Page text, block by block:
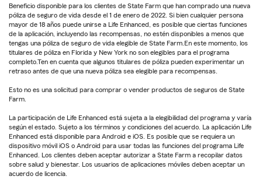
Beneficio disponible para los clientes de State Farm que han comprado una nueva
póliza de seguro de vida desde el 1 de enero de 2022. Si bien cualquier persona
mayor de 18 años puede unirse a Life Enhanced, es posible que ciertas funciones
de la aplicación, incluyendo las recompensas, no estén disponibles a menos que
tengas una póliza de seguro de vida elegible de State Farm.En este momento, los
titulares de póliza en Florida y New York no son elegibles para el programa
completo.Ten en cuenta que algunos titulares de póliza pueden experimentar un
retraso antes de que una nueva póliza sea elegible para recompensas.
Esto no es una solicitud para comprar o vender productos de seguros de State
Farm.
La participación de Life Enhanced está sujeta a la elegibilidad del programa y varía
según el estado. Sujeto a los términos y condiciones del acuerdo. La aplicación Life
Enhanced está disponible para Android e iOS. Es posible que se requiera un
dispositivo móvil iOS o Android para usar todas las funciones del programa Life
Enhanced. Los clientes deben aceptar autorizar a State Farm a recopilar datos
sobre salud y bienestar. Los usuarios de aplicaciones móviles deben aceptar un
acuerdo de licencia.